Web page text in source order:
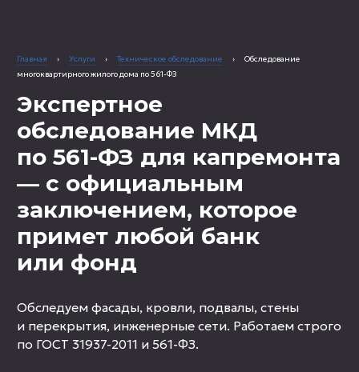
Главная › Услуги › Техническое обследование ›
Обследование
многоквартирного жилого дома по 561-ФЗ
Экспертное
обследование МКД
по 561-ФЗ для капремонта
— с официальным
заключением, которое
примет любой банк
или фонд
Обследуем фасады, кровли, подвалы, стены
и перекрытия, инженерные сети. Работаем строго
по ГОСТ 31937-2011 и 561-ФЗ.